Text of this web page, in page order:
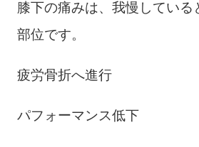
膝下の痛みは、我慢している
部位です。
疲労骨折へ進行
パフォーマンス低下